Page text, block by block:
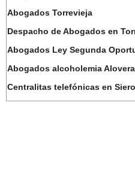
Abogados Torrevieja
Despacho de Abogados en
Abogados Ley Segunda
Abogados alcoholemia Alovera
Centralitas telefónicas en Siero